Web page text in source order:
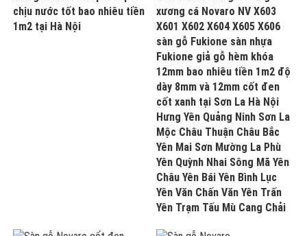
chịu nước tốt bao nhiêu tiền
1m2 tại Hà Nội
xương cá Novaro NV X603
X601 X602 X604 X605 X606
sàn gỗ Fukione sàn nhựa
Fukione giả gỗ hèm khóa
12mm bao nhiêu tiền 1m2 độ
dày 8mm và 12mm cốt đen
cốt xanh tại Sơn La Hà Nội
Hưng Yên Quảng Ninh Sơn La
Mộc Châu Thuận Châu Bắc
Yên Mai Sơn Mường La Phù
Yên Quỳnh Nhai Sông Mã Yên
Châu Yên Bái Yên Bình Lục
Yên Văn Chấn Văn Yên Trấn
Yên Trạm Tấu Mù Cang Chải